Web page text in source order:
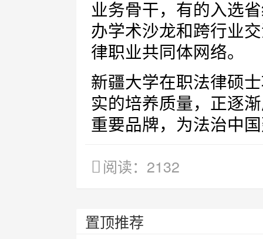
业务骨干，有的入选
办学术沙龙和跨行业
律职业共同体网络。
新疆大学在职法律硕
实的培养质量，正逐
重要品牌，为法治中
阅读：2132
置顶推荐